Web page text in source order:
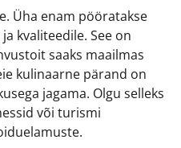
Üha enam pööratakse
kvaliteedile. See on
saaks maailmas
kulinaarne pärand on
jagama. Olgu selleks
või turismi